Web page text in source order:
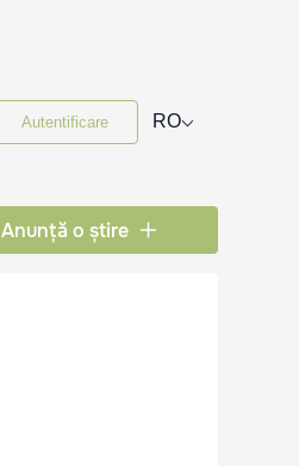
Autentificare RO⌵
Anunță o știre